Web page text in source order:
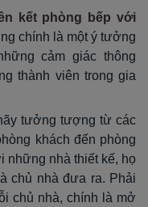
kết phòng bếp với
chính là một ý tưởng
cảm giác thông
thành viên trong gia
tưởng tượng từ các
khách đến phòng
những nhà thiết kế, họ
chủ nhà đưa ra. Phải
chủ nhà, chính là mở